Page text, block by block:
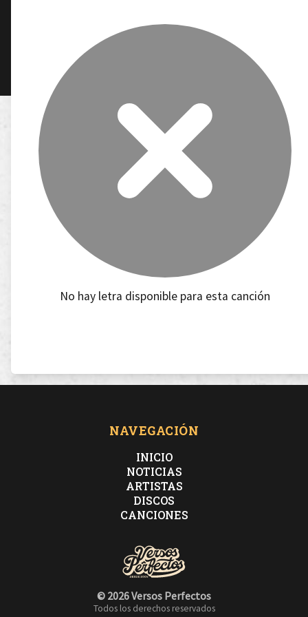
No hay letra disponible para esta canción
NAVEGACIÓN
INICIO
NOTICIAS
ARTISTAS
DISCOS
CANCIONES
© 2026 Versos Perfectos
Todos los derechos reservados